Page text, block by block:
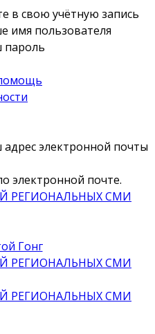
в свою учётную запись
имя пользователя
пароль
электронной почты
электронной почте.